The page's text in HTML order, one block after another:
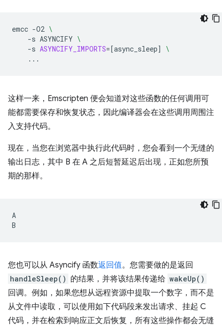
emcc -O2 \
-s ASYNCIFY \
-s ASYNCIFY_IMPORTS=[async_sleep]
\
这样一来，Emscripten 便会知道对这些函数的任何调用可
能都需要保存和恢复状态，因此编译器会在这些调用周围注
入支持代码。
现在，当您在浏览器中执行此代码时，您会看到一个无缝的
输出日志，其中 B 在 A 之后短暂延迟后出现，正如您所预
期的那样。
A
您也可以从 Asyncify 函数返回值。您需要做的是返回
handleSleep() 的结果，并将该结果传递给 wakeUp()
回调。例如，如果您想从远程资源中提取一个数字，而不是
从文件中读取，可以使用如下代码段来发出请求、挂起 C
代码，并在检索到响应正文后恢复，所有这些操作都会无缝